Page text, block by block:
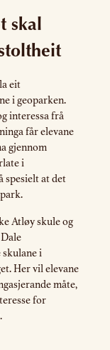
skal
eit
i geoparken.
interessa frå
får elevane
gjennom
i
spesielt at det
Atløy skule og
skulane i
Her vil elevane
måte,
for